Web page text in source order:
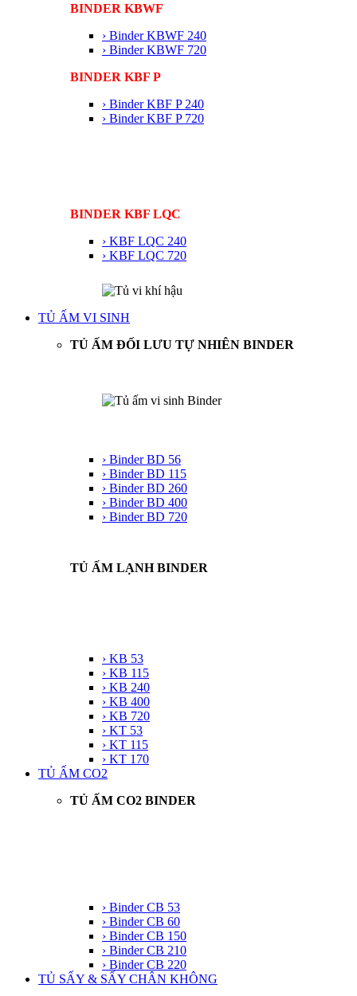
BINDER KBWF
› Binder KBWF 240
› Binder KBWF 720
BINDER KBF P
› Binder KBF P 240
› Binder KBF P 720
BINDER KBF LQC
› KBF LQC 240
› KBF LQC 720
TỦ ẤM VI SINH
TỦ ẤM ĐỐI LƯU TỰ NHIÊN BINDER
› Binder BD 56
› Binder BD 115
› Binder BD 260
› Binder BD 400
› Binder BD 720
TỦ ẤM LẠNH BINDER
› KB 53
› KB 115
› KB 240
› KB 400
› KB 720
› KT 53
› KT 115
› KT 170
TỦ ẤM CO2
TỦ ẤM CO2 BINDER
› Binder CB 53
› Binder CB 60
› Binder CB 150
› Binder CB 210
› Binder CB 220
TỦ SẤY & SẤY CHÂN KHÔNG